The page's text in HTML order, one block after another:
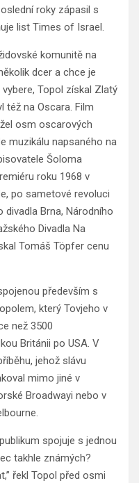
roky zápasil s
list Times of Israel.
komunitě na
dcer a chce je
Topol získal Zlatý
též na Oscara. Film
osm oscarových
muzikálu napsaného na
Šoloma
roku 1968 v
po sametové revoluci
Brna, Národního
Divadla Na
Tomáš Töpfer cenu
především s
který Tovjeho v
než 3500
Británii po USA. V
jehož slávu
mimo jiné v
Broadwayi nebo v
spojuje s jednou
takhle známých?
řekl Topol před osmi